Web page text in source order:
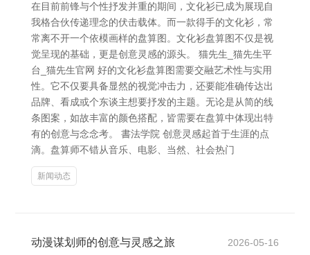
在目前前锋与个性抒发并重的期间，文化衫已成为展现自
我格合伙传递理念的伏击载体。而一款得手的文化衫，常
常离不开一个依模画样的盘算图。文化衫盘算图不仅是视
觉呈现的基础，更是创意灵感的源头。 猫先生_猫先生平
台_猫先生官网 好的文化衫盘算图需要交融艺术性与实用
性。它不仅要具备显然的视觉冲击力，还要能准确传达出
品牌、看成或个东谈主想要抒发的主题。无论是从简的线
条图案，如故丰富的颜色搭配，皆需要在盘算中体现出特
有的创意与念念考。 書法学院 创意灵感起首于生涯的点
滴。盘算师不错从音乐、电影、当然、社会热门
新闻动态
动漫谋划师的创意与灵感之旅 2026-05-16